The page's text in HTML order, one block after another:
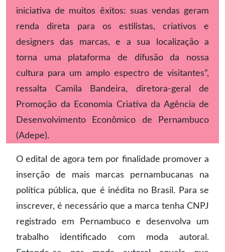
iniciativa de muitos êxitos: suas vendas geram
renda direta para os estilistas, criativos e
designers das marcas, e a sua localização a
torna uma plataforma de difusão da nossa
cultura para um amplo espectro de visitantes”,
ressalta Camila Bandeira, diretora-geral de
Promoção da Economia Criativa da Agência de
Desenvolvimento Econômico de Pernambuco
(Adepe).
O edital de agora tem por finalidade promover a
inserção de mais marcas pernambucanas na
política pública, que é inédita no Brasil. Para se
inscrever, é necessário que a marca tenha CNPJ
registrado em Pernambuco e desenvolva um
trabalho identificado com moda autoral.